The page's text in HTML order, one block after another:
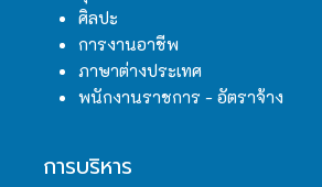
ศิลปะ
การงานอาชีพ
ภาษาต่างประเทศ
พนักงานราชการ - อัตราจ้าง
การบริหาร